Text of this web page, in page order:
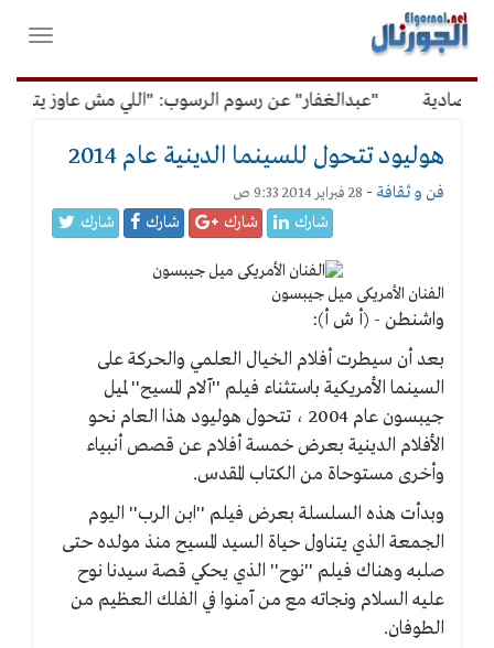
القائمة
الرئيسية
فتح
"عبدالغفار" عن رسوم الرسوب: "اللي مش عاوز يتعلم
هوليود تتحول للسينما الدينية عام 2014
فن و ثقافة - 28 فبراير 2014 9:33 ص
شارك شارك شارك شارك
الفنان الأمريكى ميل جيبسون
واشنطن - (أ ش أ):
بعد أن سيطرت أفلام الخيال العلمي والحركة على
السينما الأمريكية باستثناء فيلم ''آلام المسيح'' لميل
جيبسون عام 2004 ، تتحول هوليود هذا العام نحو
الأفلام الدينية بعرض خمسة أفلام عن قصص أنبياء
وأخرى مستوحاة من الكتاب المقدس.
وبدأت هذه السلسلة بعرض فيلم ''ابن الرب'' اليوم
الجمعة الذي يتناول حياة السيد المسيح منذ مولده حتى
صلبه وهناك فيلم ''نوح'' الذي يحكي قصة سيدنا نوح
عليه السلام ونجاته مع من آمنوا في الفلك العظيم من
الطوفان.